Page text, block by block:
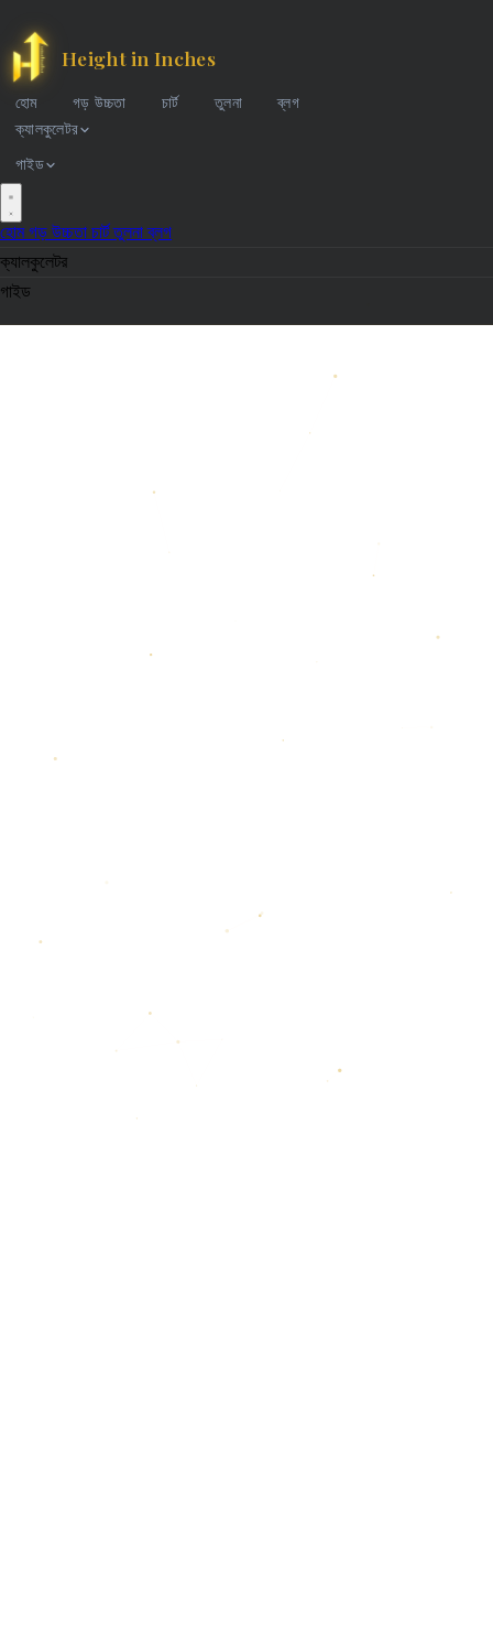
Height in Inches
হোম গড় উচ্চতা চার্ট তুলনা
ব্লগ
ক্যালকুলেটর
গাইড
হোমগড় উচ্চতা চার্টতুলনাব্লগ
ক্যালকুলেটর
গাইড